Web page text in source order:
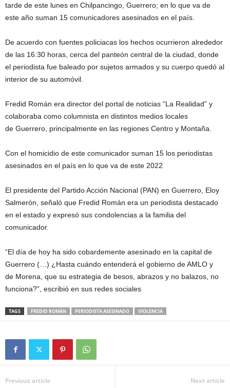
tarde de este lunes en Chilpancingo, Guerrero; en lo que va de
este año suman 15 comunicadores asesinados en el país.
De acuerdo con fuentes policiacas los hechos ocurrieron alrededor
de las 16:30 horas, cerca del panteón central de la ciudad, donde
el periodista fue baleado por sujetos armados y su cuerpo quedó al
interior de su automóvil.
Fredid Román era director del portal de noticias “La Realidad” y
colaboraba como columnista en distintos medios locales
de Guerrero, principalmente en las regiones Centro y Montaña.
Con el homicidio de este comunicador suman 15 los periodistas
asesinados en el país en lo que va de este 2022
El presidente del Partido Acción Nacional (PAN) en Guerrero, Eloy
Salmerón, señaló que Fredid Román era un periodista destacado
en el estado y expresó sus condolencias a la familia del
comunicador.
“El día de hoy ha sido cobardemente asesinado en la capital de
Guerrero (…) ¿Hasta cuándo entenderá el gobierno de AMLO y
de Morena, que su estrategia de besos, abrazos y no balazos, no
funciona?”, escribió en sus redes sociales
TAGS FREDID ROMÁN PERIODISTA ASESINADO VIOLENCIA
Previous article Next article